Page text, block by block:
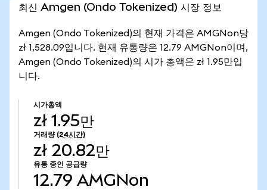
최신 Amgen (Ondo Tokenized) 시장 정보
Amgen (Ondo Tokenized)의 현재 가격은 AMGNon당
zł 1,528.09입니다. 현재 유통량은 12.79 AMGNon이며,
Amgen (Ondo Tokenized)의 시가 총액은 zł 1.95만입
니다.
시가총액
zł 1.95만
거래량 (24시간)
zł 20.82만
유통 중인 공급량
12.79 AMGNon